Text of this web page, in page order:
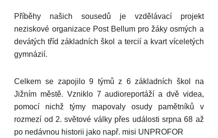
Příběhy našich sousedů je vzdělávací projekt
neziskové organizace Post Bellum pro žáky osmých a
devátých tříd základních škol a tercií a kvart víceletých
gymnázií.
Celkem se zapojilo 9 týmů z 6 základních škol na
Jižním městě. Vzniklo 7 audioreportáží a dvě videa,
pomocí nichž týmy mapovaly osudy pamětníků v
rozmezí od 2. světové války přes události srpna 68 až
po nedávnou historii jako např. misi UNPROFOR